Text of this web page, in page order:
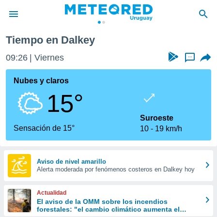
de
ha
calidad.
a este
las
y
forma
digital
basada
Tiempo en Dalkey
09:26 Viernes ...
Nubes y claros
15°
Sensación de 15°
Suroeste
10
19 km/h
Aviso de nivel amarillo
Alerta moderada por fenómenos costeros en Dalkey hoy
Actualidad
El aviso de la OMM sobre los incendios
forestales: "el cambio climático aumenta el